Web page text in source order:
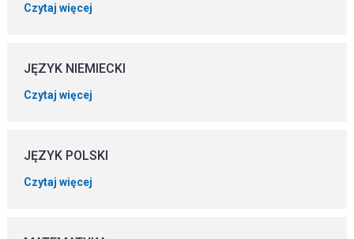
Czytaj więcej
JĘZYK NIEMIECKI
Czytaj więcej
JĘZYK POLSKI
Czytaj więcej